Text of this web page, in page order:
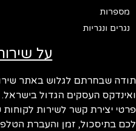
מספרות
נגרים ונגריות
על
תודה שבחרתם לגלוש באתר
ואינדקס העסקים הגדול בישראל.
פרטי יצירת קשר לשירות
לכם בתיסכול, זמן והעברת